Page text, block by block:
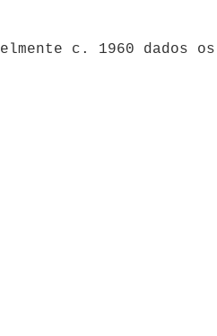
c. 1960 dados